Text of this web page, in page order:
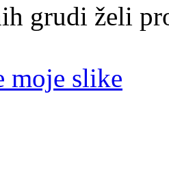
grudi želi
moje slike